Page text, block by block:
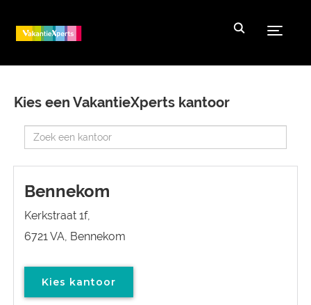
Kies een VakantieXperts kantoor
Bennekom
Kerkstraat 1f,
6721 VA, Bennekom
Kies kantoor